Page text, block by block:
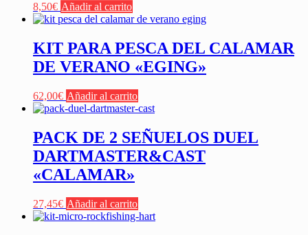
8,50€ Añadir al carrito
KIT PARA PESCA DEL CALAMAR
DE VERANO «EGING»
62,00€ Añadir al carrito
PACK DE 2 SEÑUELOS DUEL
DARTMASTER&CAST
«CALAMAR»
27,45€ Añadir al carrito